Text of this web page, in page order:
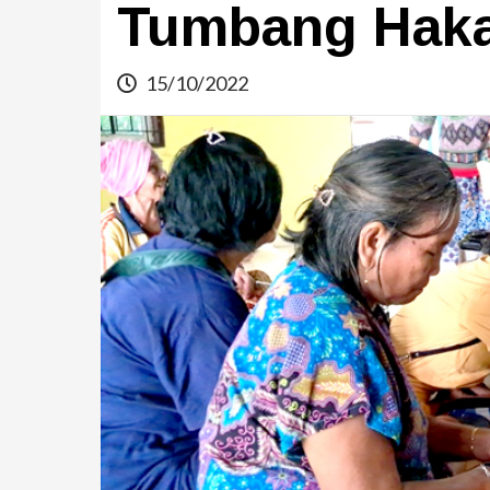
Tumbang
15/10/2022